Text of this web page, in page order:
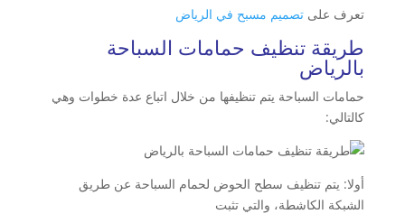
تعرف على تصميم مسبح في الرياض
طريقة تنظيف حمامات السباحة
بالرياض
حمامات السباحة يتم تنظيفها من خلال اتباع عدة خطوات وهي
كالتالي:
أولا: يتم تنظيف سطح الحوض لحمام السباحة عن طريق
الشبكة الكاشطة، والتي تثبت